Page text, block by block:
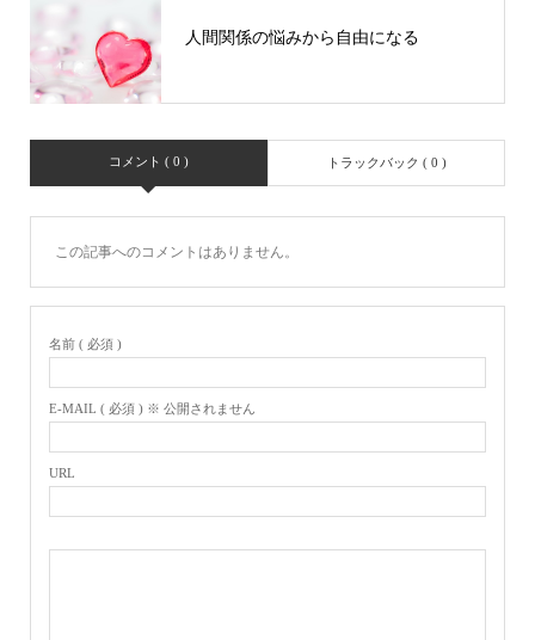
人間関係の悩みから自由になる
コメント ( 0 ) トラックバック ( 0 )
この記事へのコメントはありません。
名前 ( 必須 )
E-MAIL ( 必須 ) ※ 公開されません
URL